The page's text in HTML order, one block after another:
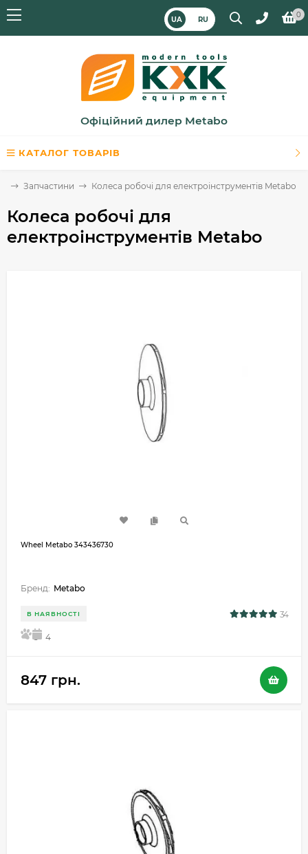
UA RU
0
Офіційний дилер Metabo
КАТАЛОГ ТОВАРІВ
Запчастини Колеса робочі для електроінструментів Metabo
Колеса робочі для
електроінструментів Metabo
Wheel Metabo 343436730
Бренд: Metabo
В НАЯВНОСТІ 34
5 4
847 грн.